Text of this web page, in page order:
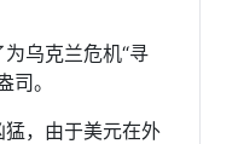
乌克兰危机“寻
。
，由于美元在外